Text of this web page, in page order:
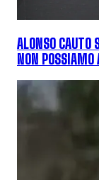
ALONSO CAUTO
NON